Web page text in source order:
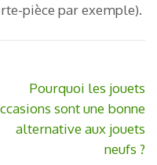
pièce par exemple).
Pourquoi les jouets
sont une bonne
alternative aux jouets
neufs ?